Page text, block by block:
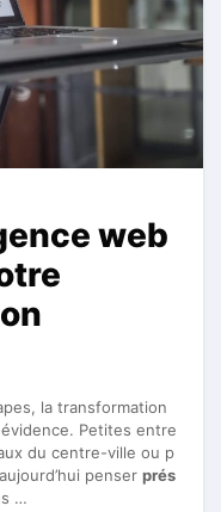
web
la transformation
Petites entre
du centre-ville ou p
penser prés
…